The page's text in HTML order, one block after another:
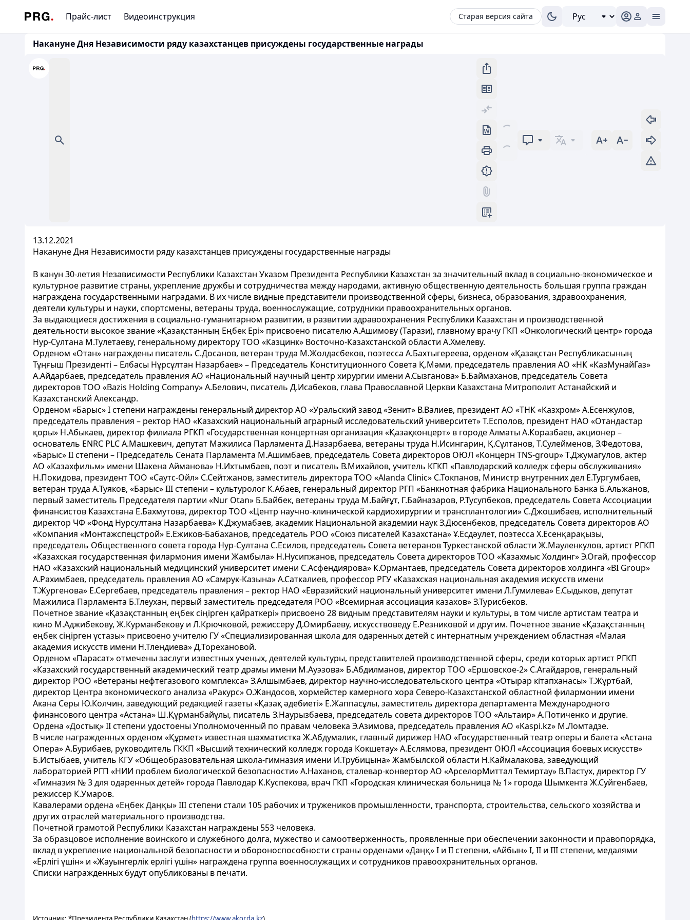
Прайс-лист Видеоинструкция Старая версия сайта
Накануне Дня Независимости ряду казахстанцев присуждены государственные награды
13.12.2021
Накануне Дня Независимости ряду казахстанцев присуждены государственные награды
В канун 30-летия Независимости Республики Казахстан Указом Президента Республики Казахстан за значительный вклад в социально-экономическое и
культурное развитие страны, укрепление дружбы и сотрудничества между народами, активную общественную деятельность большая группа граждан
награждена государственными наградами. В их числе видные представители производственной сферы, бизнеса, образования, здравоохранения,
деятели культуры и науки, спортсмены, ветераны труда, военнослужащие, сотрудники правоохранительных органов.
За выдающиеся достижения в социально-гуманитарном развитии, в развитии здравоохранения Республики Казахстан и производственной
деятельности высокое звание «Қазақстанның Еңбек Ері» присвоено писателю А.Ашимову (Тарази), главному врачу ГКП «Онкологический центр» города
Нур-Султана М.Тулетаеву, генеральному директору ТОО «Казцинк» Восточно-Казахстанской области А.Хмелеву.
Орденом «Отан» награждены писатель С.Досанов, ветеран труда М.Жолдасбеков, поэтесса А.Бахтыгереева, орденом «Қазақстан Республикасының
Тұңғыш Президенті – Елбасы Нұрсұлтан Назарбаев» – Председатель Конституционного Совета Қ.Мәми, председатель правления АО «НК «КазМунайГаз»
А.Айдарбаев, председатель правления АО «Национальный научный центр хирургии имени А.Сызганова» Б.Баймаханов, председатель Совета
директоров TOO «Bazis Holding Company» А.Белович, писатель Д.Исабеков, глава Православной Церкви Казахстана Митрополит Астанайский и
Казахстанский Александр.
Орденом «Барыс» І степени награждены генеральный директор АО «Уральский завод «Зенит» В.Валиев, президент АО «ТНК «Казхром» А.Есенжулов,
председатель правления – ректор НАО «Казахский национальный аграрный исследовательский университет» Т.Есполов, президент НАО «Отандастар
қоры» Н.Абыкаев, директор филиала РГКП «Государственная концертная организация «Қазақконцерт» в городе Алматы А.Коразбаев, акционер –
основатель ENRC PLC А.Машкевич, депутат Мажилиса Парламента Д.Назарбаева, ветераны труда Н.Исингарин, Қ.Сұлтанов, Т.Сулейменов, З.Федотова,
«Барыс» II степени – Председатель Сената Парламента М.Ашимбаев, председатель Совета директоров ОЮЛ «Концерн TNS-group» Т.Джумагулов, актер
АО «Казахфильм» имени Шакена Айманова» Н.Ихтымбаев, поэт и писатель В.Михайлов, учитель КГКП «Павлодарский колледж сферы обслуживания»
Н.Покидова, президент ТОО «Саутс-Ойл» С.Сейтжанов, заместитель директора ТОО «Alanda Clinic» С.Токпанов, Министр внутренних дел Е.Тургумбаев,
ветеран труда А.Туяков, «Барыс» IІI степени – культуролог К.Абаев, генеральный директор РГП «Банкнотная фабрика Национального Банка Б.Альжанов,
первый заместитель Председателя партии «Nur Otan» Б.Байбек, ветераны труда М.Байғұт, Г.Байназаров, Р.Тусупбеков, председатель Совета Ассоциации
финансистов Казахстана Е.Бахмутова, директор ТОО «Центр научно-клинической кардиохирургии и трансплантологии» С.Джошибаев, исполнительный
директор ЧФ «Фонд Нурсултана Назарбаева» К.Джумабаев, академик Национальной академии наук З.Дюсенбеков, председатель Совета директоров АО
«Компания «Монтажспецстрой» Е.Ежиков-Бабаханов, председатель РОО «Союз писателей Казахстана» Ұ.Есдәулет, поэтесса Х.Есенқарақызы,
председатель Общественного совета города Нур-Султана С.Есилов, председатель Совета ветеранов Туркестанской области Ж.Мауленкулов, артист РГКП
«Казахская государственная филармония имени Жамбыла» Н.Нусипжанов, председатель Совета директоров ТОО «Казахмыс Холдинг» Э.Огай, профессор
НАО «Казахский национальный медицинский университет имени С.Асфендиярова» К.Ормантаев, председатель Совета директоров холдинга «BI Group»
А.Рахимбаев, председатель правления АО «Самрук-Казына» А.Саткалиев, профессор РГУ «Казахская национальная академия искусств имени
Т.Жургенова» Е.Сергебаев, председатель правления – ректор НАО «Евразийский национальный университет имени Л.Гумилева» Е.Сыдыков, депутат
Мажилиса Парламента Б.Тлеухан, первый заместитель председателя РОО «Всемирная ассоциация казахов» З.Турисбеков.
Почетное звание «Қазақстанның еңбек сiңiрген қайраткерi» присвоено 28 видным представителям науки и культуры, в том числе артистам театра и
кино М.Аджибекову, Ж.Курманбекову и Л.Крючковой, режиссеру Д.Омирбаеву, искусствоведу Е.Резниковой и другим. Почетное звание «Қазақстанның
еңбек сiңiрген ұстазы» присвоено учителю ГУ «Специализированная школа для одаренных детей с интернатным учреждением областная «Малая
академия искусств имени Н.Тлендиева» Д.Торехановой.
Орденом «Парасат» отмечены заслуги известных ученых, деятелей культуры, представителей производственной сферы, среди которых артист РГКП
«Казахский государственный академический театр драмы имени М.Ауэзова» Б.Абдилманов, директор ТОО «Ершовское-2» С.Агайдаров, генеральный
директор РОО «Ветераны нефтегазового комплекса» З.Алшымбаев, директор научно-исследовательского центра «Отырар кітапханасы» Т.Жұртбай,
директор Центра экономического анализа «Ракурс» О.Жандосов, хормейстер камерного хора Северо-Казахстанской областной филармонии имени
Акана Серы Ю.Колчин, заведующий редакцией газеты «Қазақ әдебиеті» Е.Жаппасұлы, заместитель директора департамента Международного
финансового центра «Астана» Ш.Құрманбайұлы, писатель З.Наурызбаева, председатель совета директоров ТОО «Альтаир» А.Потиченко и другие.
Ордена «Достық» II степени удостоены Уполномоченный по правам человека Э.Азимова, председатель правления АО «Kaspi.kz» М.Ломтадзе.
В числе награжденных орденом «Құрмет» известная шахматистка Ж.Абдумалик, главный дирижер НАО «Государственный театр оперы и балета «Астана
Опера» А.Бурибаев, руководитель ГККП «Высший технический колледж города Кокшетау» А.Еслямова, президент ОЮЛ «Ассоциация боевых искусств»
Б.Истыбаев, учитель КГУ «Общеобразовательная школа-гимназия имени И.Трубицына» Жамбылской области Н.Каймалакова, заведующий
лабораторией РГП «НИИ проблем биологической безопасности» А.Наханов, сталевар-конвертор АО «АрселорМиттал Темиртау» В.Пастух, директор ГУ
«Гимназия № 3 для одаренных детей» города Павлодар К.Куспекова, врач ГКП «Городская клиническая больница № 1» города Шымкента Ж.Суйгенбаев,
режиссер К.Умаров.
Кавалерами ордена «Еңбек Даңқы» ІІІ степени стали 105 рабочих и тружеников промышленности, транспорта, строительства, сельского хозяйства и
других отраслей материального производства.
Почетной грамотой Республики Казахстан награждены 553 человека.
За образцовое исполнение воинского и служебного долга, мужество и самоотверженность, проявленные при обеспечении законности и правопорядка,
вклад в укрепление национальной безопасности и обороноспособности страны орденами «Даңқ» I и II степени, «Айбын» I, II и III степени, медалями
«Ерлігі үшін» и «Жауынгерлік ерлігі үшін» награждена группа военнослужащих и сотрудников правоохранительных органов.
Списки награжденных будут опубликованы в печати.